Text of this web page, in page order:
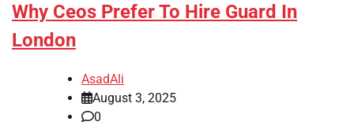
Why Ceos Prefer To Hire Guard In
London
AsadAli
August 3, 2025
0